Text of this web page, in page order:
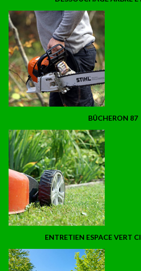
BÛCHERON 87
ENTRETIEN ESPACE VERT